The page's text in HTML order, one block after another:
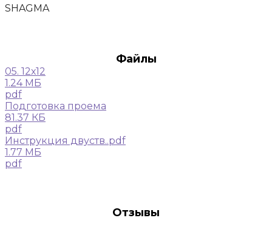
SHAGMA
Файлы
05. 12х12
1.24 МБ
pdf
Подготовка проема
81.37 КБ
pdf
Инструкция двуств..pdf
1.77 МБ
pdf
Отзывы